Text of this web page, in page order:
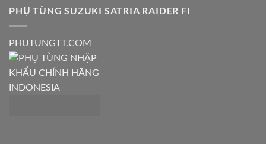
PHỤ TÙNG SUZUKI SATRIA RAIDER FI
PHUTUNGTT.COM